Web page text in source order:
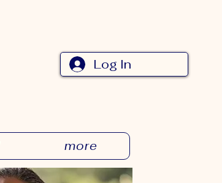
Log In
more